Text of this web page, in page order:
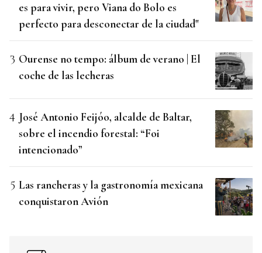
es para vivir, pero Viana do Bolo es
perfecto para desconectar de la ciudad"
Ourense no tempo: álbum de verano | El
coche de las lecheras
José Antonio Feijóo, alcalde de Baltar,
sobre el incendio forestal: “Foi
intencionado”
Las rancheras y la gastronomía mexicana
conquistaron Avión